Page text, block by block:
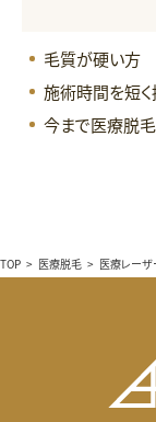
毛質が硬い方
施術時間を短
今まで医療脱
TOP > 医療脱毛 > 医療レー